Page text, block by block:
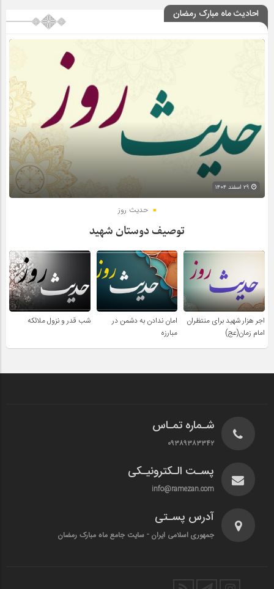
احادیث ماه مبارک رمضان
حدیث روز
توصیف دوستان شهید
اجر هزار شهید برای منتظران
امام زمان(عج)
امان ندادن به دشمن در
مبارزه
شب قدر و نزول ملائکه
شـماره تمـاس
۰۹۳۸۹۳۸۳۳۴۲
پسـت الـکترونیـکی
info@ramezan.com
آدرس پسـتی
جمهوری اسلامی ایران - سایت جامع ماه مبارک رمضان